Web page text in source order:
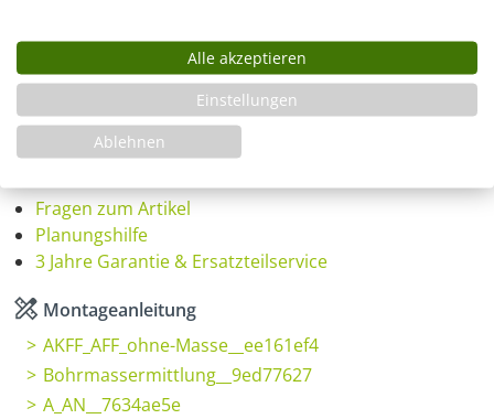
Produkt Anzahl: Gib den gewünschten
In den Warenkorb
Fragen zum Artikel
Planungshilfe
3 Jahre Garantie & Ersatzteilservice
Montageanleitung
AKFF_AFF_ohne-Masse__ee161ef4
Bohrmassermittlung__9ed77627
A_AN__7634ae5e
Alle akzeptieren
Einstellungen
Ablehnen